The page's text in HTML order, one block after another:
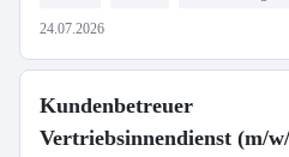
24.07.2026
Kundenbetreuer
Vertriebsinnendienst (m/